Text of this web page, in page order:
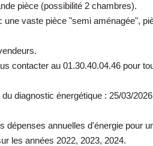
pièce (possibilité 2 chambres).
une vaste pièce "semi aménagée",
contacter au 01.30.40.04.46 pour
diagnostic énergétique : 25/03/2026
dépenses annuelles d'énergie pour
les années 2022, 2023, 2024.